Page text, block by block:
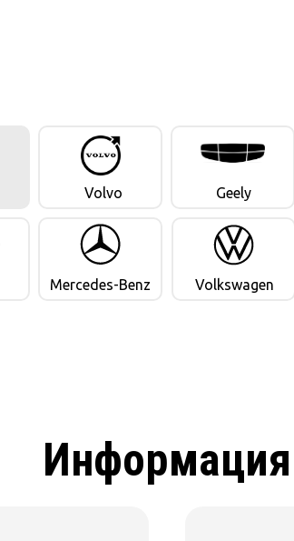
Volvo Geely
Volkswagen
Mercedes-Benz
Информация